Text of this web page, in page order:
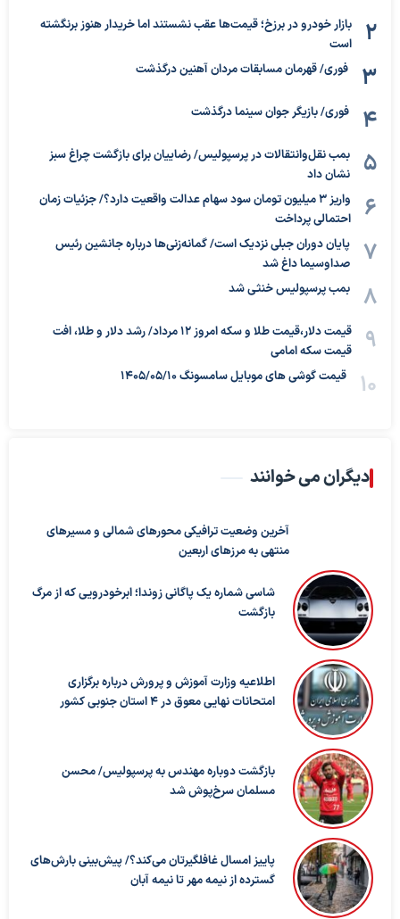
بازار خودرو در برزخ؛ قیمت‌ها عقب نشستند اما خریدار هنوز برنگشته
است
فوری/ قهرمان مسابقات مردان آهنین درگذشت
فوری/ بازیگر جوان سینما درگذشت
بمب نقل‌وانتقالات در پرسپولیس/ رضاییان برای بازگشت چراغ سبز
نشان داد
واریز ۳ میلیون تومان سود سهام عدالت واقعیت دارد؟/ جزئیات زمان
احتمالی پرداخت
پایان دوران جبلی نزدیک است/ گمانه‌زنی‌ها درباره جانشین رئیس
صداوسیما داغ شد
بمب پرسپولیس خنثی شد
قیمت دلار،قیمت طلا و سکه امروز ۱۲ مرداد/ رشد دلار و طلا، افت
قیمت سکه امامی
قیمت گوشی های موبایل سامسونگ 1405/05/10
دیگران می خوانند
آخرین وضعیت ترافیکی محورهای شمالی و مسیرهای
منتهی به مرزهای اربعین
شاسی شماره یک پاگانی زوندا؛ ابرخودرویی که از مرگ
بازگشت
اطلاعیه وزارت آموزش و پرورش درباره برگزاری
امتحانات نهایی معوق در ۴ استان جنوبی کشور
بازگشت دوباره مهندس به پرسپولیس/ محسن
مسلمان سرخ‌پوش شد
پاییز امسال غافلگیرتان می‌کند؟/ پیش‌بینی بارش‌های
گسترده از نیمه مهر تا نیمه آبان